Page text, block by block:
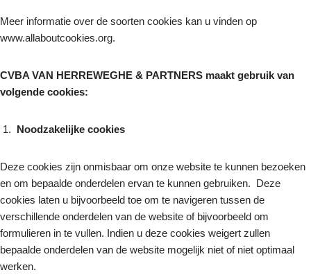
Meer informatie over de soorten cookies kan u vinden op
www.allaboutcookies.org.
CVBA VAN HERREWEGHE & PARTNERS maakt gebruik van
volgende cookies:
Noodzakelijke cookies
Deze cookies zijn onmisbaar om onze website te kunnen bezoeken
en om bepaalde onderdelen ervan te kunnen gebruiken. Deze
cookies laten u bijvoorbeeld toe om te navigeren tussen de
verschillende onderdelen van de website of bijvoorbeeld om
formulieren in te vullen. Indien u deze cookies weigert zullen
bepaalde onderdelen van de website mogelijk niet of niet optimaal
werken.
Om onze
site zo goed
functioneren
tijdens je
bezoek. Als
weigert, zal
van de site
Marketing
Door je interesses
en gedrag te
delen als je onze
site bezoekt,